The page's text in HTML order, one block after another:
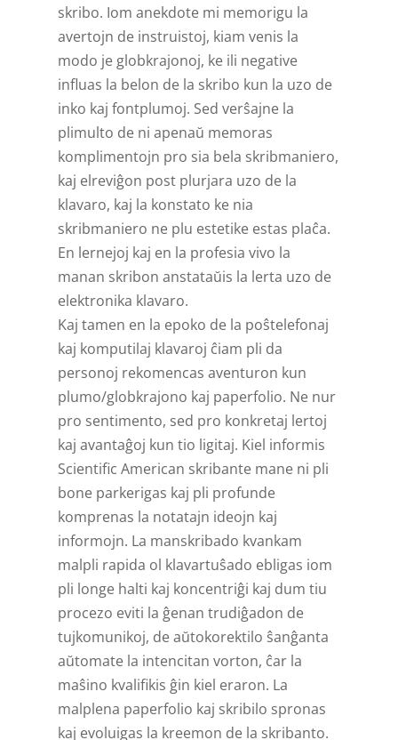
skribo. Iom anekdote mi memorigu la
avertojn de instruistoj, kiam venis la
modo je globkrajonoj, ke ili negative
influas la belon de la skribo kun la uzo de
inko kaj fontplumoj. Sed verŝajne la
plimulto de ni apenaŭ memoras
komplimentojn pro sia bela skribmaniero,
kaj elreviĝon post plurjara uzo de la
klavaro, kaj la konstato ke nia
skribmaniero ne plu estetike estas plaĉa.
En lernejoj kaj en la profesia vivo la
manan skribon anstataŭis la lerta uzo de
elektronika klavaro.
Kaj tamen en la epoko de la poŝtelefonaj
kaj komputilaj klavaroj ĉiam pli da
personoj rekomencas aventuron kun
plumo/globkrajono kaj paperfolio. Ne nur
pro sentimento, sed pro konkretaj lertoj
kaj avantaĝoj kun tio ligitaj. Kiel informis
Scientific American skribante mane ni pli
bone parkerigas kaj pli profunde
komprenas la notatajn ideojn kaj
informojn. La manskribado kvankam
malpli rapida ol klavartuŝado ebligas iom
pli longe halti kaj koncentriĝi kaj dum tiu
procezo eviti la ĝenan trudiĝadon de
tujkomunikoj, de aŭtokorektilo ŝanĝanta
aŭtomate la intencitan vorton, ĉar la
maŝino kvalifikis ĝin kiel eraron. La
malplena paperfolio kaj skribilo spronas
kaj evoluigas la kreemon de la skribanto.